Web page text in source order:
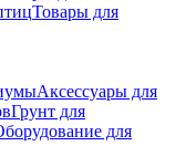
Товары для
Аксессуары для
Грунт для
для